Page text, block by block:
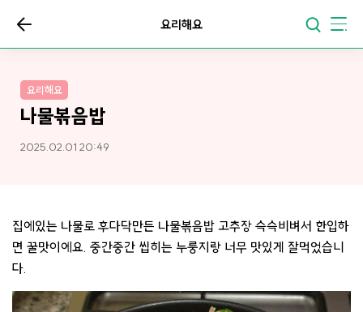
요리해요
요리해요
나물볶음밥
2025.02.01 20:49
집에있는 나물로 후다닥만든 나물볶음밥 고추장 슥슥비벼서 한입하
면 꿀맛이에요. 중간중간 씹히는 누룽지랑 너무 맛있게 잘먹었습니
다.